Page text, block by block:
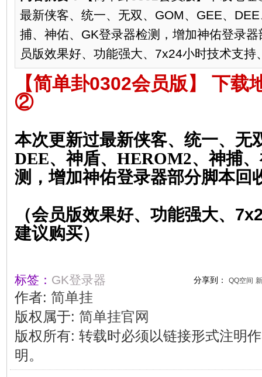
最新侠客、统一、无双、GOM、GEE、
捕、神佑、GK登录器检测，增加神佑登录
员版效果好、功能强大、7x24小时技术支持
【简单卦0302会员版】
下载
②
本次更新过最新侠客、统一、无
DEE、神盾、HEROM2、神捕
测，增加神佑登录器部分脚本回
（会员版效果好、功能强大、7
建议购买）
标签： GK登录器 分享到： QQ空间
作者: 简单挂
版权属于: 简单挂官网
版权所有: 转载时必须以链接形式注明
明。